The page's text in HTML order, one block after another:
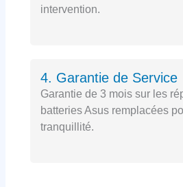
intervention.
4. Garantie de Service
Garantie de 3 mois sur les
batteries Asus remplacées
tranquillité.